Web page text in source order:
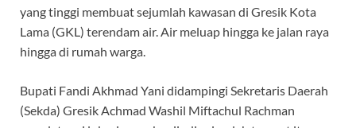
yang tinggi membuat sejumlah kawasan di Gresik Kota
Lama (GKL) terendam air. Air meluap hingga ke jalan raya
hingga di rumah warga.
Bupati Fandi Akhmad Yani didampingi Sekretaris Daerah
(Sekda) Gresik Achmad Washil Miftachul Rachman